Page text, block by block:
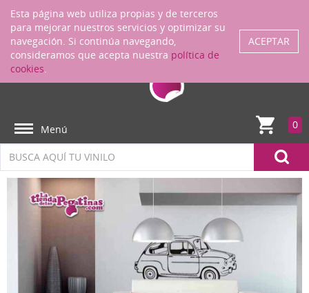
ENTRAR
Menú 0
Esta página web utiliza propias y de terceros
para mejorar nuestros servicios y optimizar su
navegación. Si continúa navegando,
consideramos que acepta nuestra política de
cookies.
ACEPTAR